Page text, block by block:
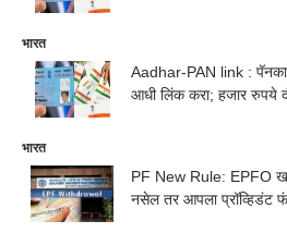
भारत
Aadhar-PAN link :
आधी लिंक करा; हजार रुपये
भारत
PF New Rule: EPFO
नसेल तर आपला प्रॉव्हिडंट